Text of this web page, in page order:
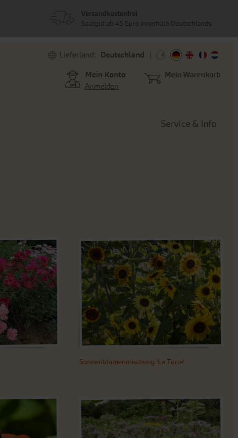
Lieferland: Deutschland
Mein Konto
Anmelden
Mein Warenkorb
Service & Info
Sonnenblumenmischung 'La Torre'
Versandkostenfrei
Saatgut ab 45 Euro innerhalb Deutschlands